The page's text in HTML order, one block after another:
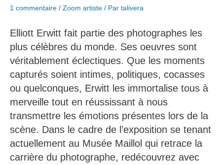
1 commentaire / Zoom artiste / Par talivera
Elliott Erwitt fait partie des photographes les
plus célèbres du monde. Ses oeuvres sont
véritablement éclectiques. Que les moments
capturés soient intimes, politiques, cocasses
ou quelconques, Erwitt les immortalise tous à
merveille tout en réussissant à nous
transmettre les émotions présentes lors de la
scène. Dans le cadre de l’exposition se tenant
actuellement au Musée Maillol qui retrace la
carrière du photographe, redécouvrez avec